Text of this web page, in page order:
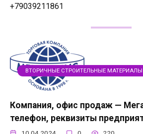
+79039211861
ВТОРИЧНЫЕ СТРОИТЕЛЬНЫЕ МАТЕРИАЛЫ
Компания, офис продаж —
телефон, реквизиты